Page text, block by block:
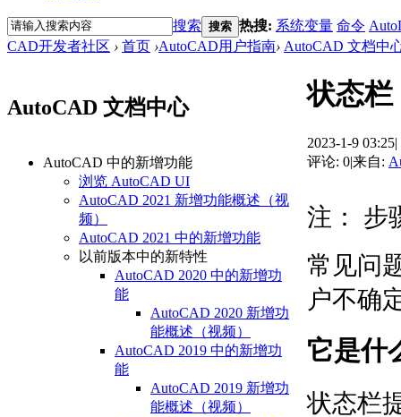
搜索 搜索 热搜: 系统变量 命令
CAD开发者社区 › 首页 ›AutoCAD用户指南› AutoCAD 文档中
AutoCAD 文档中心
AutoCAD 中的新增功能
浏览 AutoCAD UI
AutoCAD 2021 新增功能概述（视
频）
AutoCAD 2021 中的新增功能
以前版本中的新特性
AutoCAD 2020 中的新增功
能
AutoCAD 2020 新增功
能概述（视频）
AutoCAD 2019 中的新增功
能
AutoCAD 2019 新增功
能概述（视频）
状态栏
2023-1-9 03:25|
评论: 0|来自:
注：
步
常见问
户不确
它是什
状态栏